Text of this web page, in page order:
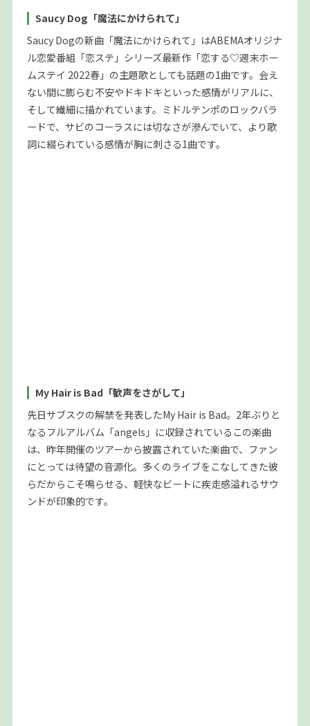
Saucy Dog「魔法にかけられて」
Saucy Dogの新曲「魔法にかけられて」はABEMAオリジナ
ル恋愛番組「恋ステ」シリーズ最新作「恋する♡週末ホー
ムステイ 2022春」の主題歌としても話題の1曲です。会え
ない間に膨らむ不安やドキドキといった感情がリアルに、
そして繊細に描かれています。ミドルテンポのロックバラ
ードで、サビのコーラスには切なさが滲んでいて、より歌
詞に綴られている感情が胸に刺さる1曲です。
My Hair is Bad「歓声をさがして」
先日サブスクの解禁を発表したMy Hair is Bad。2年ぶりと
なるフルアルバム「angels」に収録されているこの楽曲
は、昨年開催のツアーから披露されていた楽曲で、ファン
にとっては待望の音源化。多くのライブをこなしてきた彼
らだからこそ鳴らせる、軽快なビートに疾走感溢れるサウ
ンドが印象的です。